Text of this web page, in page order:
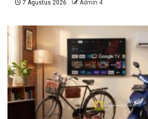
7 Agustus 2026 Admin 4